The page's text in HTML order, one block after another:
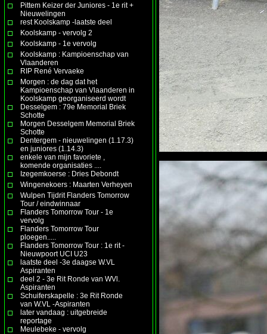
Pittem Keizer der Juniores - 1e rit +
Nieuwelingen
rest Koolskamp -laatste deel
Koolskamp - vervolg 2
Koolskamp - 1e vervolg
Koolskamp : Kampioenschap van
Vlaanderen
RIP René Vervaeke
Morgen : de dag dat het
Kampioenschap van Vlaanderen in
Koolskamp georganiseerd wordt
Desselgem : 79e Memorial Briek
Schotte
Morgen Desselgem Memorial Briek
Schotte
Dentergem - nieuwelingen (1.17.3)
en juniores (1.14.3)
enkele van mijn favoriete ,
komende organisaties ....
Izegemkoerse : Dries Debondt
Wingenekoers : Maarten Verheyen
Wulpen Tijdrit Flanders Tomorrow
Tour / eindwinnaar
Flanders Tomorrow Tour - 1e
vervolg
Flanders Tomorrow Tour
ploegen.....
Flanders Tomorrow Tour : 1e rit -
Nieuwpoort UCI U23
laatste deel -3e daagse W.VL
Aspiranten
deel 2 - 3e Rit Ronde van WVl.
Aspiranten
Schuiferskapelle : 3e Rit Ronde
van W.VL -Aspiranten
later vandaag : uitgebreide
reportage
Meulebeke - vervolg